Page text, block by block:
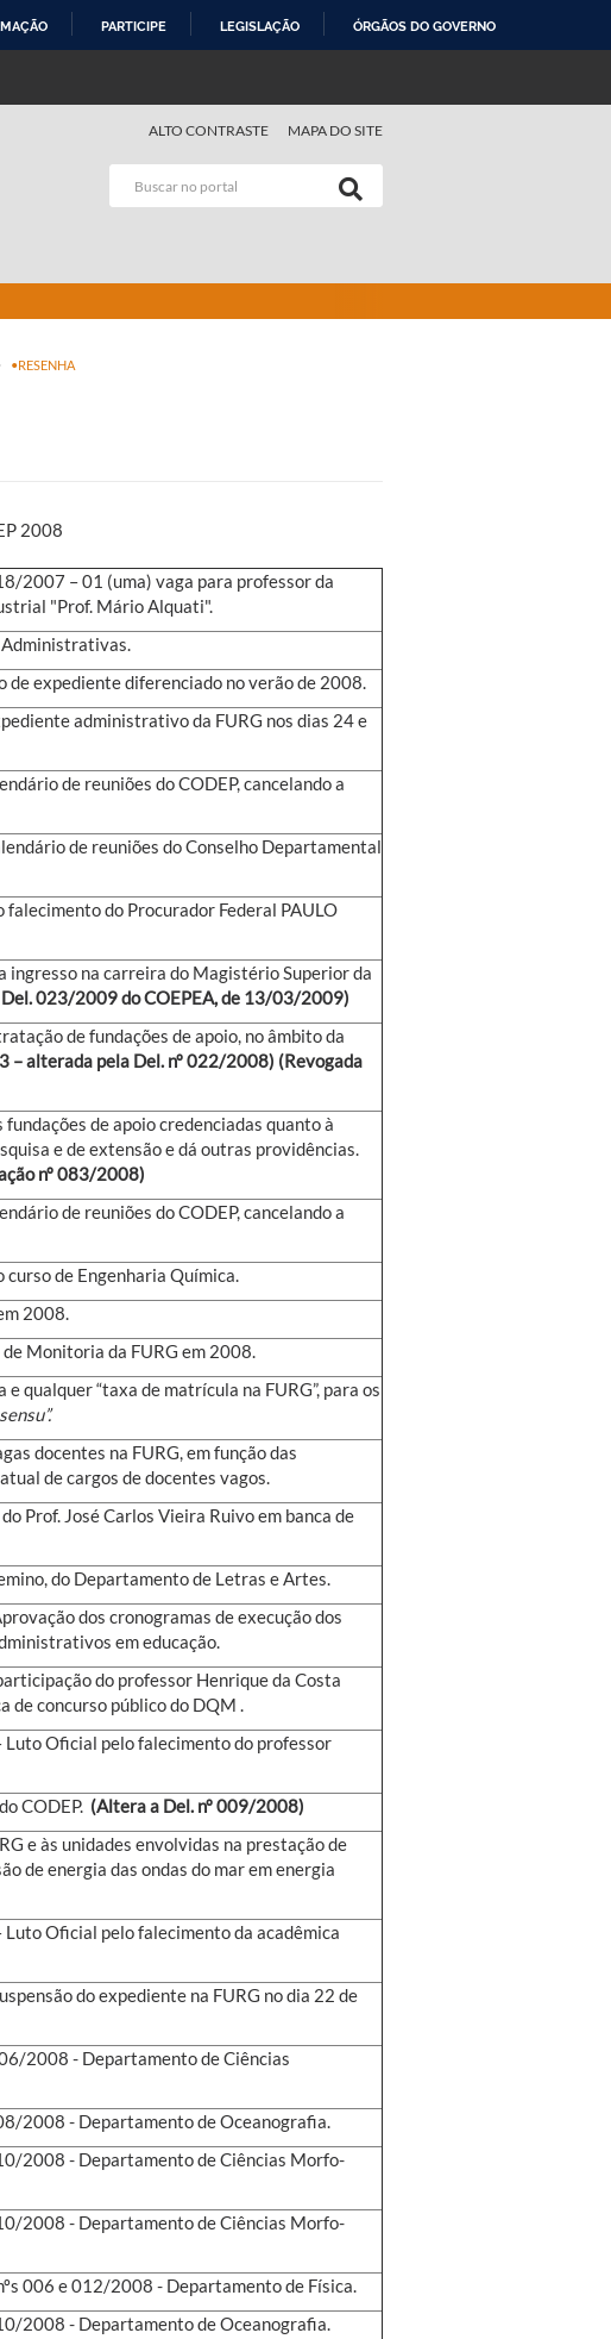
PARTICIPE LEGISLAÇÃO ÓRGÃOS DO GOVERNO
ALTO CONTRASTE MAPA DO SITE
•RESENHA
2008
2007 – 01 (uma) vaga para professor da
"Prof. Mário Alquati".
expediente diferenciado no verão de 2008.
administrativo da FURG nos dias 24 e
de reuniões do CODEP, cancelando a
de reuniões do Conselho Departamental
do Procurador Federal PAULO
ingresso na carreira do Magistério Superior da
023/2009 do COEPEA, de 13/03/2009)
de fundações de apoio, no âmbito da
– alterada pela Del. nº 022/2008) (Revogada
de apoio credenciadas quanto à
e de extensão e dá outras providências.
nº 083/2008)
de reuniões do CODEP, cancelando a
de Engenharia Química.
2008.
Monitoria da FURG em 2008.
qualquer “taxa de matrícula na FURG”, para os
docentes na FURG, em função das
de cargos de docentes vagos.
Prof. José Carlos Vieira Ruivo em banca de
do Departamento de Letras e Artes.
dos cronogramas de execução dos
em educação.
do professor Henrique da Costa
de concurso públicodo DQM
Oficial pelo falecimento do professor
CODEP. (Altera a Del. nº 009/2008)
e às unidades envolvidas na prestação de
de energia das ondas do mar em energia
Oficial pelo falecimento da acadêmica
do expediente na FURG no dia 22 de
2008 - Departamento de Ciências
2008 - Departamento de Oceanografia.
2008 - Departamento de Ciências Morfo-
2008 - Departamento de Ciências Morfo-
006 e 012/2008 - Departamento de Física.
2008 - Departamento de Oceanografia.